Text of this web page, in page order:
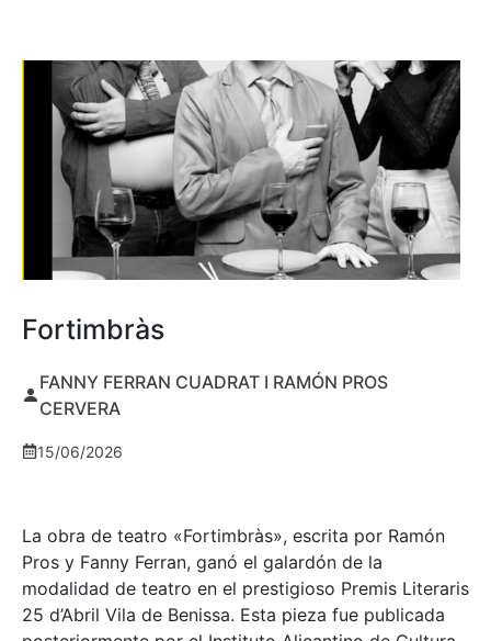
Fortimbràs
FANNY FERRAN CUADRAT I RAMÓN PROS
CERVERA
15/06/2026
La obra de teatro «Fortimbràs», escrita por Ramón
Pros y Fanny Ferran, ganó el galardón de la
modalidad de teatro en el prestigioso Premis Literaris
25 d’Abril Vila de Benissa. Esta pieza fue publicada